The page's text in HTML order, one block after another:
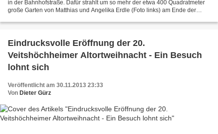
in der Bahnhofstraße. Dafür strahlt um so mehr der etwa 400 Quadratmeter
große Garten von Matthias und Angelika Erdle (Foto links) am Ende der
Eindrucksvolle Eröffnung der 20.
Veitshöchheimer Altortweihnacht - Ein Besuch
lohnt sich
Veröffentlicht am 30.11.2013 23:33
Von Dieter Gürz